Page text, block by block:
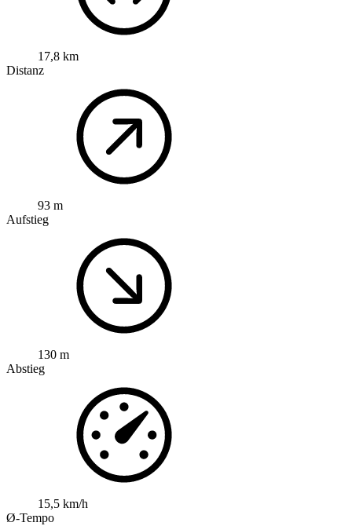
17,8 km
Distanz
93 m
Aufstieg
130 m
Abstieg
15,5 km/h
Ø-Tempo